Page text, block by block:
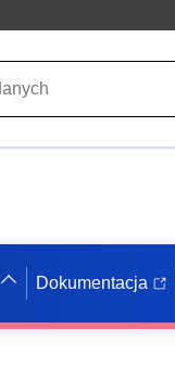
Dokumentacja